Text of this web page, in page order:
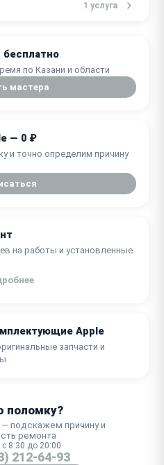
от 3000 ₽
от 4000 ₽
1 услуга
по Казани и области
мастера
— 0 ₽
и точно определим причину
на работы и установленные
Apple
запчасти и
поломку?
подскажем причину и
ремонта
8:30 до 20:00
212-64-93